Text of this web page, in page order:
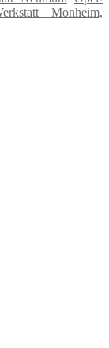
Monheim,